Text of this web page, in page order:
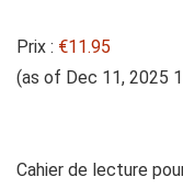
Prix : €11.95
(as of Dec 11, 2025
Cahier de lecture